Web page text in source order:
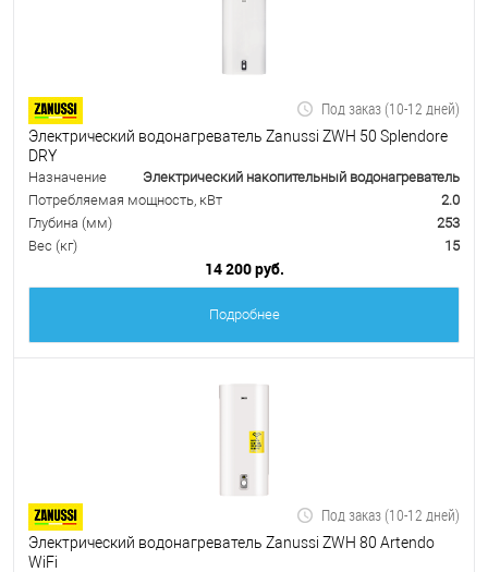
Под заказ (10-12 дней)
Электрический водонагреватель Zanussi ZWH 50 Splendore
DRY
Назначение
Электрический накопительный водонагреватель
Потребляемая мощность, кВт
2.0
Глубина (мм)
253
Вес (кг)
15
14 200 руб.
Подробнее
Под заказ (10-12 дней)
Электрический водонагреватель Zanussi ZWH 80 Artendo
WiFi